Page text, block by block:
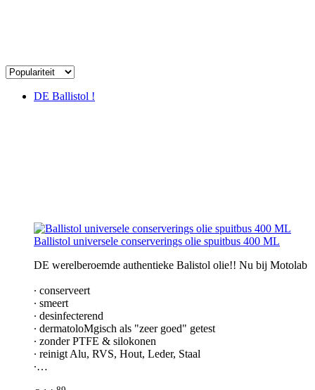
DE Ballistol !
Ballistol universele conserverings olie spuitbus 400 ML
DE werelberoemde authentieke Balistol olie!! Nu bij Motolab
∙ conserveert
∙ smeert
∙ desinfecterend
∙ dermatoloMgisch als "zeer goed" getest
∙ zonder PTFE & silokonen
∙ reinigt Alu, RVS, Hout, Leder, Staal
∙…